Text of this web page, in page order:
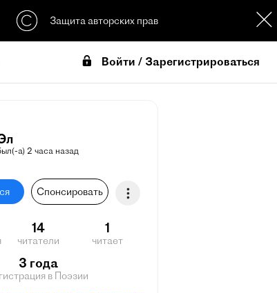
Защита авторских прав
Войти / Зарегистрироваться
а) 2 часа назад
Спонсировать
14
читатели
1
читает
3 года
в Поэзии